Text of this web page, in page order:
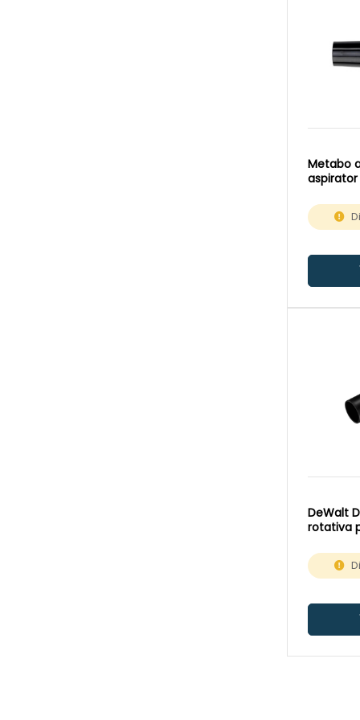
Metabo
aspirator
DeWalt
rotativa